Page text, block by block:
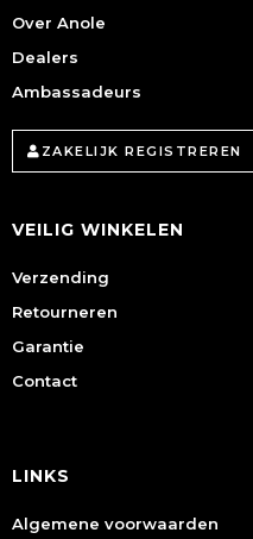
Over Anole
Dealers
Ambassadeurs
ZAKELIJK REGISTREREN
VEILIG WINKELEN
Verzending
Retourneren
Garantie
Contact
LINKS
Algemene voorwaarden